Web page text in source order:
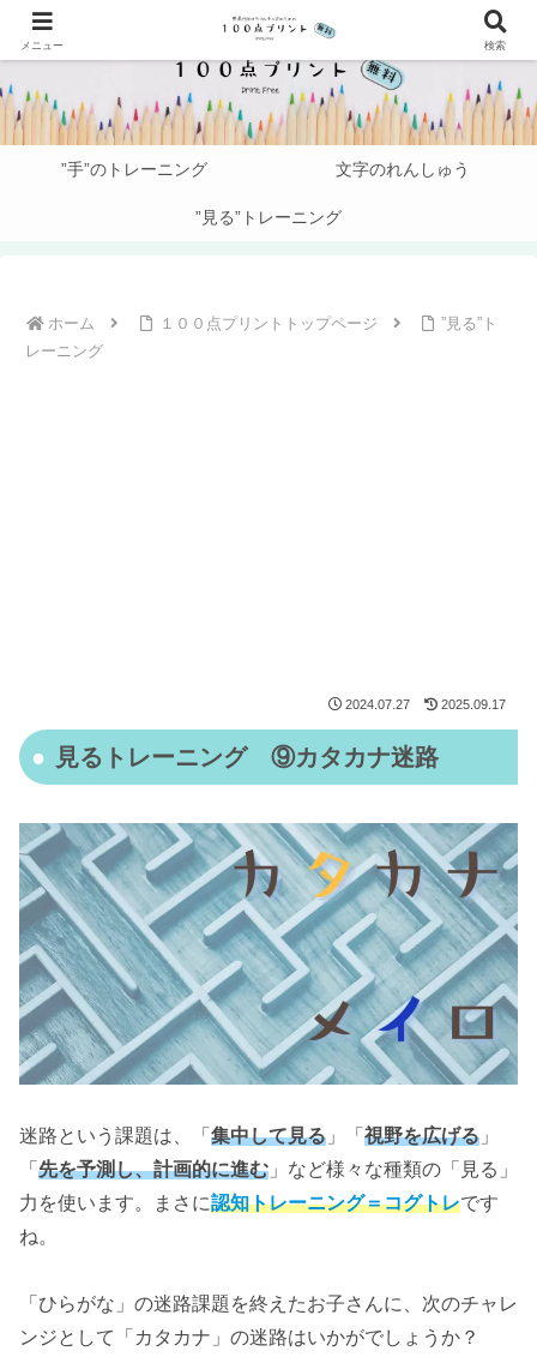
”手”のトレーニング 文字のれんしゅう
”見る”トレーニング
ホーム １００点プリントトップページ
”見る”ト
レーニング
2024.07.27 2025.09.17
見るトレーニング ⑨カタカナ迷路
迷路という課題は、「 集中して見る 」「 視野を広げる 」
「 先を予測し、計画的に進む 」など様々な種類の「見る」
力を使います。まさに認知トレーニング＝コグトレです
ね。
「ひらがな」の迷路課題を終えたお子さんに、次のチャレ
ンジとして「カタカナ」の迷路はいかがでしょうか？
メニュー 検索